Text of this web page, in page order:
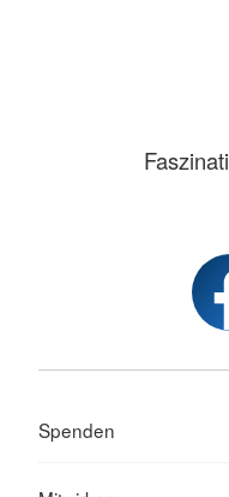
Spenden